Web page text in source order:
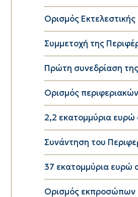
Ορισμός
Συμμετοχή της
Πρώτη συνεδρίαση
Ορισμός
2,2 εκατομμύρια
Συνάντηση του
37 εκατομμύρια ευρώ
Ορισμός εκπροσώπων